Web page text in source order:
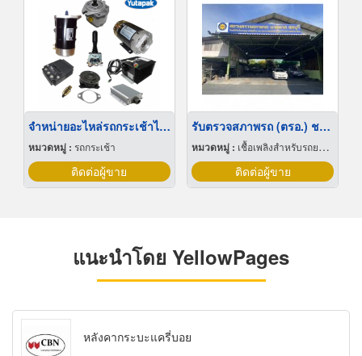
จำหน่ายอะไหล่รถกระเช้าไฟฟ้า
หมวดหมู่ : รถกระเช้า
ติดต่อผู้ขาย
รับตรวจสภาพรถ (ตรอ.) ชลบุรี
หมวดหมู่ : เชื้อเพลิงสำหรับรถยนต์แก๊ส
ติดต่อผู้ขาย
แนะนำโดย YellowPages
หลังคากระบะแครี่บอย